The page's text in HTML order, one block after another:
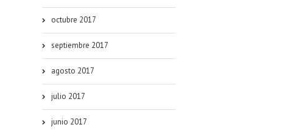
octubre 2017
septiembre 2017
agosto 2017
julio 2017
junio 2017